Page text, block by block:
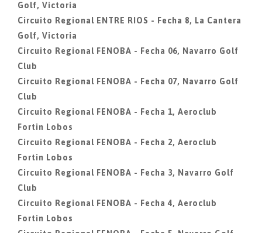
Golf, Victoria
Circuito Regional ENTRE RIOS - Fecha 8, La Cantera
Golf, Victoria
Circuito Regional FENOBA - Fecha 06, Navarro Golf
Club
Circuito Regional FENOBA - Fecha 07, Navarro Golf
Club
Circuito Regional FENOBA - Fecha 1, Aeroclub
Fortin Lobos
Circuito Regional FENOBA - Fecha 2, Aeroclub
Fortin Lobos
Circuito Regional FENOBA - Fecha 3, Navarro Golf
Club
Circuito Regional FENOBA - Fecha 4, Aeroclub
Fortin Lobos